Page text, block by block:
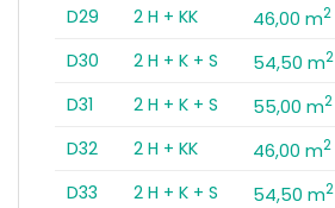
D29
2 H + KK 46,00 m2
D30
2 H + K + S 54,50 m2
D31
2 H + K + S 55,00 m2
D32
2 H + KK 46,00 m2
D33
2 H + K + S 54,50 m2